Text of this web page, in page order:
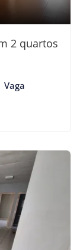
2 quartos
Vaga